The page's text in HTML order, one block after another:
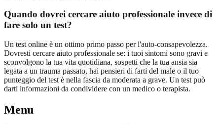
Quando dovrei cercare aiuto professionale invece di
fare solo un test?
Un test online è un ottimo primo passo per l'auto-consapevolezza.
Dovresti cercare aiuto professionale se: i tuoi sintomi sono gravi e
sconvolgono la tua vita quotidiana, sospetti che la tua ansia sia
legata a un trauma passato, hai pensieri di farti del male o il tuo
punteggio del test è nella fascia da moderata a grave. Un test può
darti informazioni da condividere con un medico o terapista.
Menu